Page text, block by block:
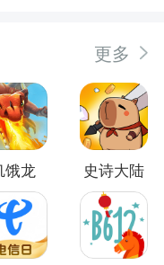
更多
饿龙 史诗大陆